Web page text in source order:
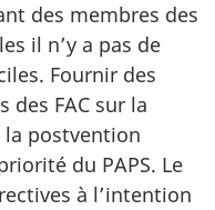
des membres des
il n’y a pas de
Fournir des
des FAC sur la
postvention
du PAPS. Le
à l’intention